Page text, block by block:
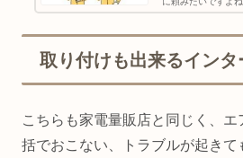
口コミなどの情報
いて解説いたしま
取り付けも出来るイン
こちらも家電量販店と同じく、
括でおこない、トラブルが起きて